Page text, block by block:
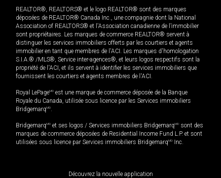
REALTOR®, REALTORS® et le logo REALTOR® sont des marques
déposées de REALTOR® Canada Inc., une compagnie dont la National
Association of REALTORS® et l'Association canadienne de l’immobilier
sont propriétaires. Les marques de commerce REALTOR® servent à
distinguer les services immobiliers offerts par les courtiers et agents
immobilier en tant que membres de l'ACI. Les marques d'homologation
S.I.A.® /MLS®, Service inter-agences®, et leurs logos respectifs sont la
propriété de l'ACI, et ils servent à identifier les services immobiliers que
fournissent les courtiers et agents membres de l'ACI.
Royal LePageMD est une marque de commerce déposée de la Banque
Royale du Canada, utilisée sous licence par les Services immobiliers
BridgemarqMD.
BridgemarqMD et ses logos / Services immobiliers BridgemarqMD sont des
marques de commerce déposées de Residential Income Fund L.P. et sont
utilisées sous licence par Services immobiliers BridgemarqMD Inc.
Découvrez la nouvelle application